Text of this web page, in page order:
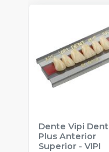
Dente Vipi Dent
Plus Anterior
Superior -VIPI